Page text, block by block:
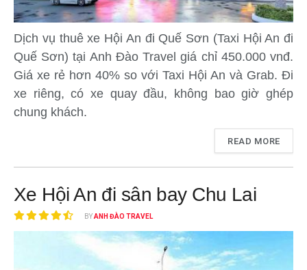
Dịch vụ thuê xe Hội An đi Quế Sơn (Taxi Hội An đi
Quế Sơn) tại Anh Đào Travel giá chỉ 450.000 vnđ.
Giá xe rẻ hơn 40% so với Taxi Hội An và Grab. Đi
xe riêng, có xe quay đầu, không bao giờ ghép
chung khách.
READ MORE
Xe Hội An đi sân bay Chu Lai
BYANH ĐÀO TRAVEL